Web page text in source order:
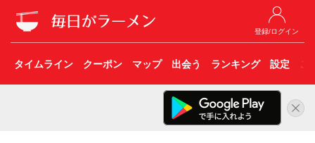
登録/ログイン
タイムライン クーポン マップ 出会う ランキング 設定 こ